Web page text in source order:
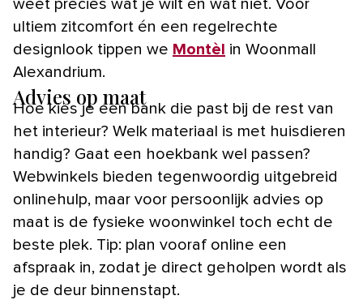
weet precies wat je wilt én wat niet. Voor
ultiem zitcomfort én een regelrechte
designlook tippen we Montèl in Woonmall
Alexandrium.
Advies op maat
Hoe kies je een bank die past bij de rest van
het interieur? Welk materiaal is met huisdieren
handig? Gaat een hoekbank wel passen?
Webwinkels bieden tegenwoordig uitgebreid
onlinehulp, maar voor persoonlijk advies op
maat is de fysieke woonwinkel toch echt de
beste plek. Tip: plan vooraf online een
afspraak in, zodat je direct geholpen wordt als
je de deur binnenstapt.